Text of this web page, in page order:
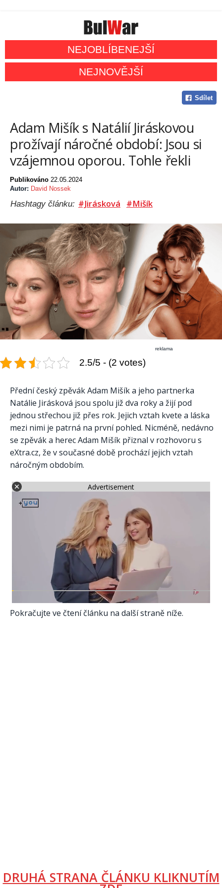
NEJOBLÍBENEJŠÍ
NEJNOVĚJŠÍ
Sdílet
Adam Mišík s Natálií Jiráskovou
prožívají náročné období: Jsou si
vzájemnou oporou. Tohle řekli
Publikováno 22.05.2024
Autor: David Nossek
Hashtagy článku: #Jirásková #Mišík
reklama
2.5/5 - (2 votes)
Přední český zpěvák Adam Mišík a jeho partnerka
Natálie Jirásková jsou spolu již dva roky a žijí pod
jednou střechou již přes rok. Jejich vztah kvete a láska
mezi nimi je patrná na první pohled. Nicméně, nedávno
se zpěvák a herec Adam Mišík přiznal v rozhovoru s
eXtra.cz, že v současné době prochází jejich vztah
náročným obdobím.
Advertisement
Pokračujte ve čtení článku na další straně níže.
DRUHÁ STRANA ČLÁNKU KLIKNUTÍM